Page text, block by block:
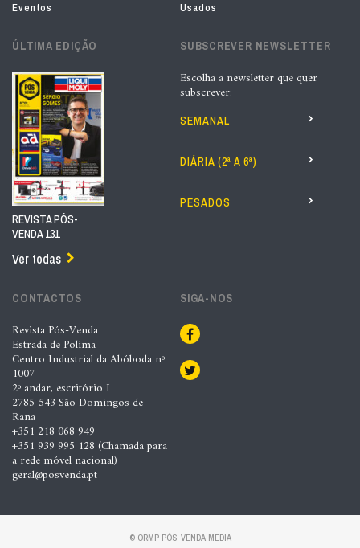
Eventos
Usados
ÚLTIMA EDIÇÃO
REVISTA PÓS-
VENDA 131
Ver todas
SUBSCREVER NEWSLETTER
Escolha a newsletter que quer
subscrever:
SEMANAL
DIÁRIA (2ª A 6ª)
PESADOS
CONTACTOS
Revista Pós-Venda
Estrada de Polima
Centro Industrial da Abóboda nº
1007
2º andar, escritório I
2785-543 São Domingos de
Rana
+351 218 068 949
+351 939 995 128 (Chamada para
a rede móvel nacional)
geral@posvenda.pt
SIGA-NOS
© ORMP PÓS-VENDA MEDIA